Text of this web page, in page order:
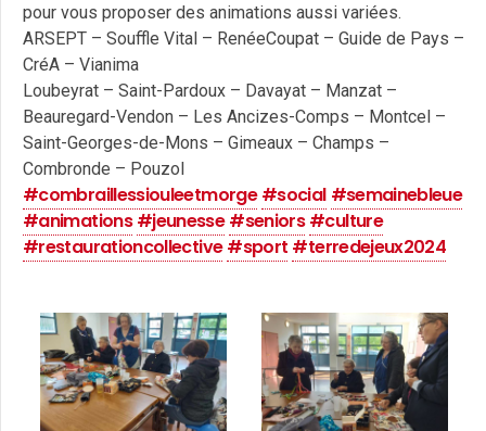
pour vous proposer des animations aussi variées.
ARSEPT – Souffle Vital – RenéeCoupat – Guide de Pays –
CréA – Vianima
Loubeyrat – Saint-Pardoux – Davayat – Manzat –
Beauregard-Vendon – Les Ancizes-Comps – Montcel –
Saint-Georges-de-Mons – Gimeaux – Champs –
Combronde – Pouzol
#combraillessiouleetmorge #social #semainebleue
#animations #jeunesse #seniors #culture
#restaurationcollective #sport #terredejeux2024